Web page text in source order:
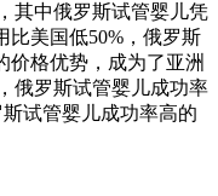
其中俄罗斯试管婴儿凭
比美国低50%，俄罗斯
价格优势，成为了亚洲
俄罗斯试管婴儿成功率
试管婴儿成功率高的